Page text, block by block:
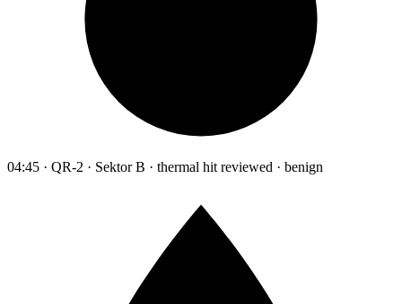
04:45 · QR-2 · Sektor B · thermal hit reviewed · benign